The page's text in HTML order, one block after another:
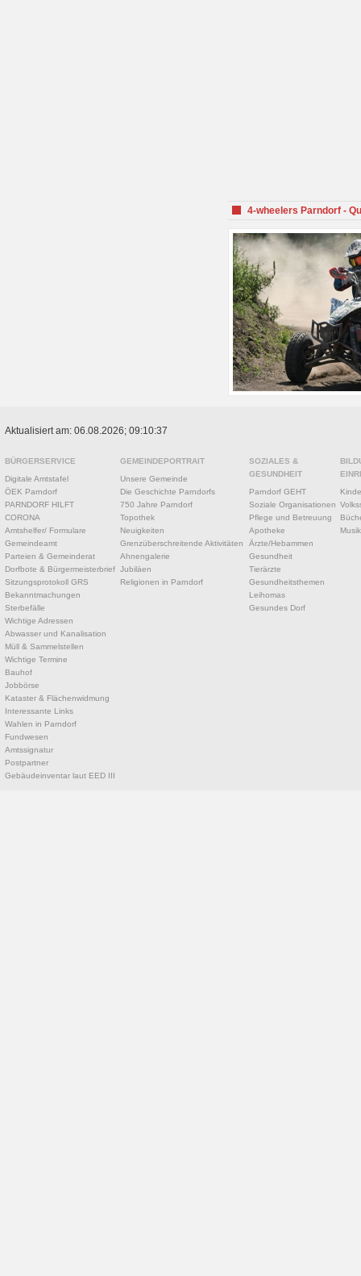
4-wheelers Parndorf -
Aktualisiert am: 06.08.2026; 09:10:37
BÜRGERSERVICE
Digitale Amtstafel
ÖEK Parndorf
PARNDORF HILFT
CORONA
Amtshelfer/ Formulare
Gemeindeamt
Parteien & Gemeinderat
Dorfbote & Bürgermeisterbrief
Sitzungsprotokoll GRS
Bekanntmachungen
Sterbefälle
Wichtige Adressen
Abwasser und Kanalisation
Müll & Sammelstellen
Wichtige Termine
Bauhof
Jobbörse
Kataster & Flächenwidmung
Interessante Links
Wahlen in Parndorf
Fundwesen
Amtssignatur
Postpartner
Gebäudeinventar laut EED III
GEMEINDEPORTRAIT
Unsere Gemeinde
Die Geschichte Parndorfs
750 Jahre Parndorf
Topothek
Neuigkeiten
Grenzüberschreitende Aktivitäten
Ahnengalerie
Jubiläen
Religionen in Parndorf
SOZIALES &
GESUNDHEIT
Parndorf GEHT
Soziale Organisationen
Pflege und Betreuung
Apotheke
Ärzte/Hebammen
Gesundheit
Tierärzte
Gesundheitsthemen
Leihomas
Gesundes Dorf